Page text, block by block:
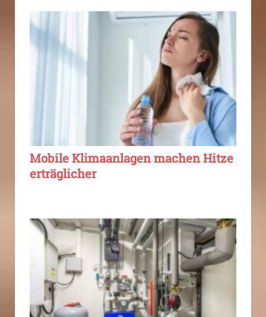
Mobile Klimaanlagen machen Hitze
erträglicher